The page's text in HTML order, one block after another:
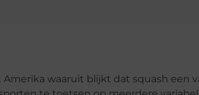
waaruit blijkt dat squash een